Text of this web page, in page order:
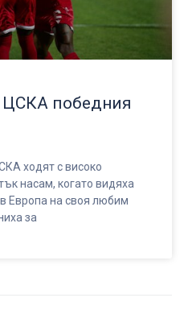
победния
ходят с високо
насам, когато видяха
Европа на своя любим
за